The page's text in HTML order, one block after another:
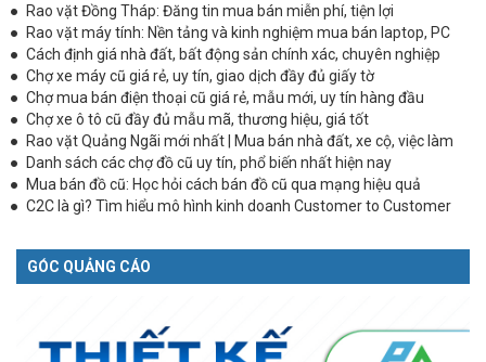
Rao vặt Đồng Tháp: Đăng tin mua bán miễn phí, tiện lợi
Rao vặt máy tính: Nền tảng và kinh nghiệm mua bán laptop, PC
Cách định giá nhà đất, bất động sản chính xác, chuyên nghiệp
Chợ xe máy cũ giá rẻ, uy tín, giao dịch đầy đủ giấy tờ
Chợ mua bán điện thoại cũ giá rẻ, mẫu mới, uy tín hàng đầu
Chợ xe ô tô cũ đầy đủ mẫu mã, thương hiệu, giá tốt
Rao vặt Quảng Ngãi mới nhất | Mua bán nhà đất, xe cộ, việc làm
Danh sách các chợ đồ cũ uy tín, phổ biến nhất hiện nay
Mua bán đồ cũ: Học hỏi cách bán đồ cũ qua mạng hiệu quả
C2C là gì? Tìm hiểu mô hình kinh doanh Customer to Customer
GÓC QUẢNG CÁO